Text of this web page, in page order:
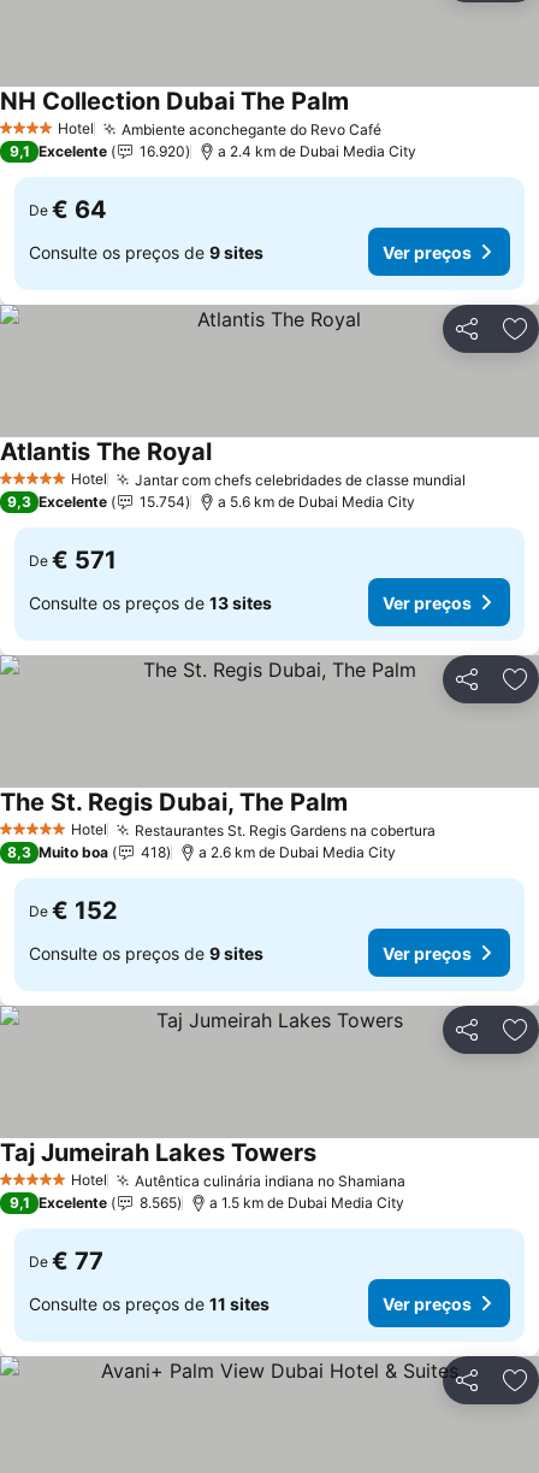
4 EstrelasHotel Ambiente aconchegante do Revo Café
NH Collection Dubai The Palm
9,1 Excelente 16.920 a 2.4 km de Dubai Media City
De € 64
Consulte os preços de 9 sites Ver preços
Partilhar
5 Estrelas Hotel Jantar com chefs celebridades de classe mundial
Atlantis The Royal
9,3 Excelente 15.754 a 5.6 km de Dubai Media City
De € 571
Consulte os preços de 13 sites Ver preços
Partilhar
5 Estrelas Hotel Restaurantes St. Regis Gardens na cobertura
The St. Regis Dubai, The Palm
8,3 Muito boa 418 a 2.6 km de Dubai Media City
De € 152
Consulte os preços de 9 sites Ver preços
Partilhar
5 Estrelas Hotel Autêntica culinária indiana no Shamiana
Taj Jumeirah Lakes Towers
9,1 Excelente 8.565 a 1.5 km de Dubai Media City
De € 77
Consulte os preços de 11 sites Ver preços
Partilhar